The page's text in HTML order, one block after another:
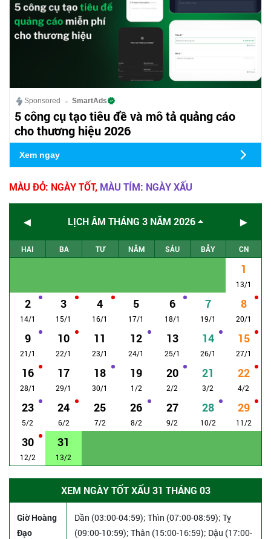
Sponsored SmartAds
5 công cụ tạo tiêu đề và mô tả quảng cáo
cho thương hiệu 2026
Xem ngay
MÀU ĐỎ: NGÀY TỐT, MÀU TÍM: NGÀY XẤU
◄ LỊCH ÂM THÁNG 3 NĂM 2026 ►
HAI BA TƯ NĂM SÁU BẢY CN
1
13/1
2
14/1
3
15/1
4
16/1
5
17/1
6
18/1
7
19/1
8
20/1
9
21/1
10
22/1
11
23/1
12
24/1
13
25/1
14
26/1
15
27/1
16
28/1
17
29/1
18
30/1
19
1/2
20
2/2
21
3/2
22
4/2
23
5/2
24
6/2
25
7/2
26
8/2
27
9/2
28
10/2
29
11/2
30
12/2
31
13/2
XEM NGÀY TỐT XẤU 31 THÁNG 03
Giờ Hoàng
Đạo
Dần (03:00-04:59); Thìn (07:00-08:59); Tỵ
(09:00-10:59); Thân (15:00-16:59); Dậu (17:00-